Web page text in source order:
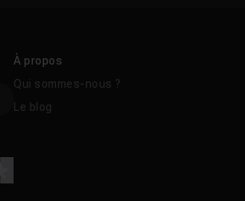
À propos
Qui sommes-nous ?
Le blog